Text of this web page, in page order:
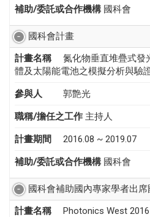
補助/委託或合作機構 國科會
國科會計畫
計畫名稱
氮化物垂直堆疊式發
體及太陽能電池之模擬分析與驗
參與人 郭艶光
職稱/擔任之工作 主持人
計畫期間 2016.08 ~ 2019.07
補助/委託或合作機構 國科會
國科會補助國內專家學者出
計畫名稱
Photonics West 2016